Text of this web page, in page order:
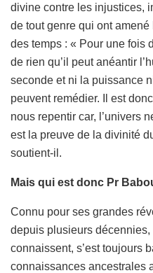
divine contre les injustices,
de tout genre qui ont
des temps : « Pour une fois
de rien qu’il peut anéantir
seconde et ni la puissance
peuvent remédier. Il est
nous repentir car, l’univers
est la preuve de la divinité
soutient-il.
Mais qui est donc Pr
Connu pour ses grandes
depuis plusieurs
connaissent, s’est toujours
connaissances ancestrales